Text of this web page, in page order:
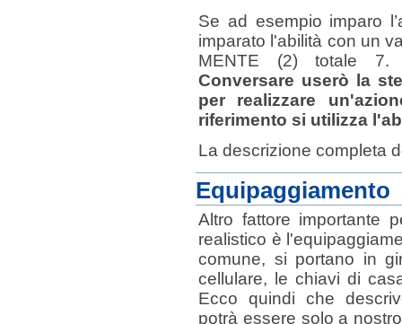
Se ad esempio imparo
imparato l'abilità con un
MENTE (2) totale
Conversare userò la
per realizzare
riferimento si utilizza
La descrizione completa
Equipaggiamento
Altro fattore importante
realistico è
comune, si portano in
cellulare, le chiavi di
Ecco quindi che
potrà essere solo a